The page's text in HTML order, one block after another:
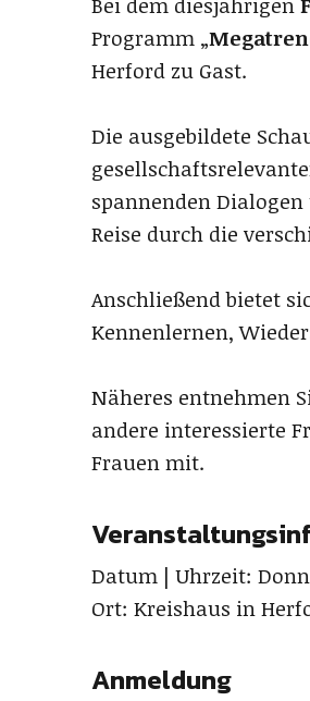
Bei dem diesjährigen
Programm „
Herford zu Gast.
Die ausgebildete
spannenden
Reise durch die
Anschließend bietet
Kennenlernen,
Näheres entnehmen
andere interessierte
Frauen mit.
Datum | Uhrzeit:
Ort: Kreishaus in
Anmeldung